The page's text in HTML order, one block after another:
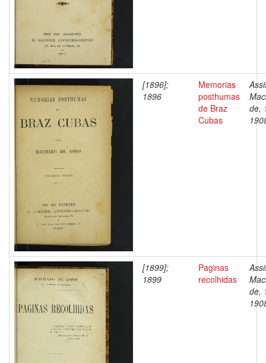
[1896];
1896
Memorias
posthumas
de Braz
Cubas
de,
[1899];
1899
Paginas
recolhidas
de,